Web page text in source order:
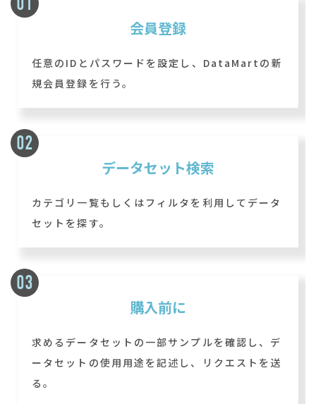
会員登録
任意のIDとパスワードを設定し、DataMartの新
規会員登録を行う。
データセット検索
カテゴリ一覧もしくはフィルタを利用してデータ
セットを探す。
購入前に
求めるデータセットの一部サンプルを確認し、デ
ータセットの使用用途を記述し、リクエストを送
る。